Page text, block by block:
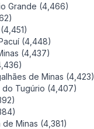
Grande (4,466)
(4,448)
(4,437)
de Minas (4,423)
do Tugúrio (4,407)
Minas (4,381)